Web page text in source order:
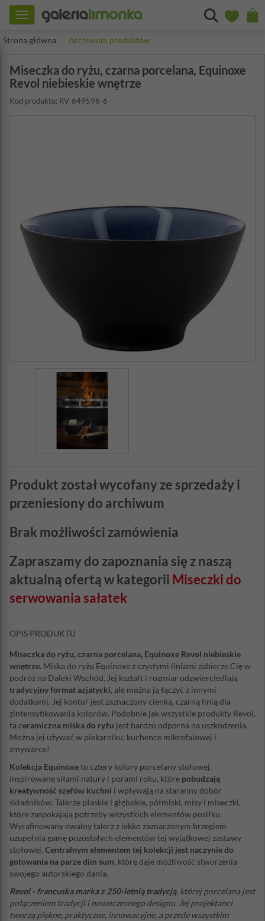
Toggle
navigation
Strona główna
Archiwum produktów
Miseczka do ryżu, czarna porcelana, Equinoxe
Revol niebieskie wnętrze
Kod produktu: RV-649596-6
Produkt został wycofany ze sprzedaży i
przeniesiony do archiwum
Brak możliwości zamówienia
Zapraszamy do zapoznania się z naszą
aktualną ofertą w kategorii Miseczki do
serwowania sałatek
OPIS PRODUKTU
Miseczka do ryżu, czarna porcelana, Equinoxe Revol niebieskie
wnętrze. Miska do ryżu Equinoxe z czystymi liniami zabierze Cię w
podróż na Daleki Wschód. Jej kształt i rozmiar odzwierciedlają
tradycyjny format azjatycki, ale można ją łączyć z innymi
dodatkami. Jej kontur jest zaznaczony cienką, czarną linią dla
zintensyfikowania kolorów. Podobnie jak wszystkie produkty Revol,
ta ceramiczna miska do ryżu jest bardzo odporna na uszkodzenia.
Można jej używać w piekarniku, kuchence mikrofalowej i
zmywarce!
Kolekcja Equinoxeto cztery kolory porcelany stołowej,
inspirowane siłami natury i porami roku, które pobudzają
kreatywność szefów kuchni i wpływają na staranny dobór
składników. Talerze płaskie i głębokie, półmiski, misy i miseczki,
które zaspokajają potrzeby wszystkich elementów posiłku.
Wyrafinowany owalny talerz z lekko zaznaczonym brzegiem
uzupełnia gamę pozostałych elementów tej wyjątkowej zastawy
stołowej. Centralnym elementem tej kolekcji jest naczynie do
gotowania na parze dim sum, które daje możliwość stworzenia
swojego autorskiego dania.
Revol - francuska marka z 250-letnią tradycją, której porcelana jest
połączeniem tradycji i nowoczesnego designu. Jej projektanci
tworzą piękne, praktyczne, innowacyjne, a przede wszystkim